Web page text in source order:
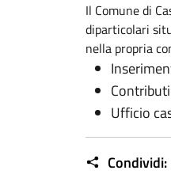
Il Comune di
diparticolari
nella propria
Ufficio
Condividi: